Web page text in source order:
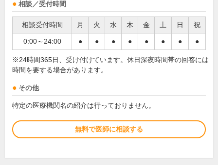
相談／受付時間
相談受付時間 月 火 水 木 金 土 日 祝
0:00～24:00 ● ● ● ● ● ● ● ●
※24時間365日、受け付けています。休日深夜時間帯の回答には
時間を要する場合があります。
その他
特定の医療機関名の紹介は行っておりません。
無料で医師に相談する